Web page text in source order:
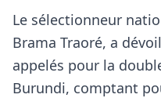
Le sélectionneur
Brama Traoré, a
appelés pour la
Burundi, comptant